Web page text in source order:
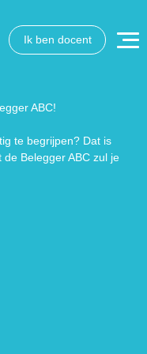
Ik ben docent
ABC!
te begrijpen? Dat is
Belegger ABC zul je